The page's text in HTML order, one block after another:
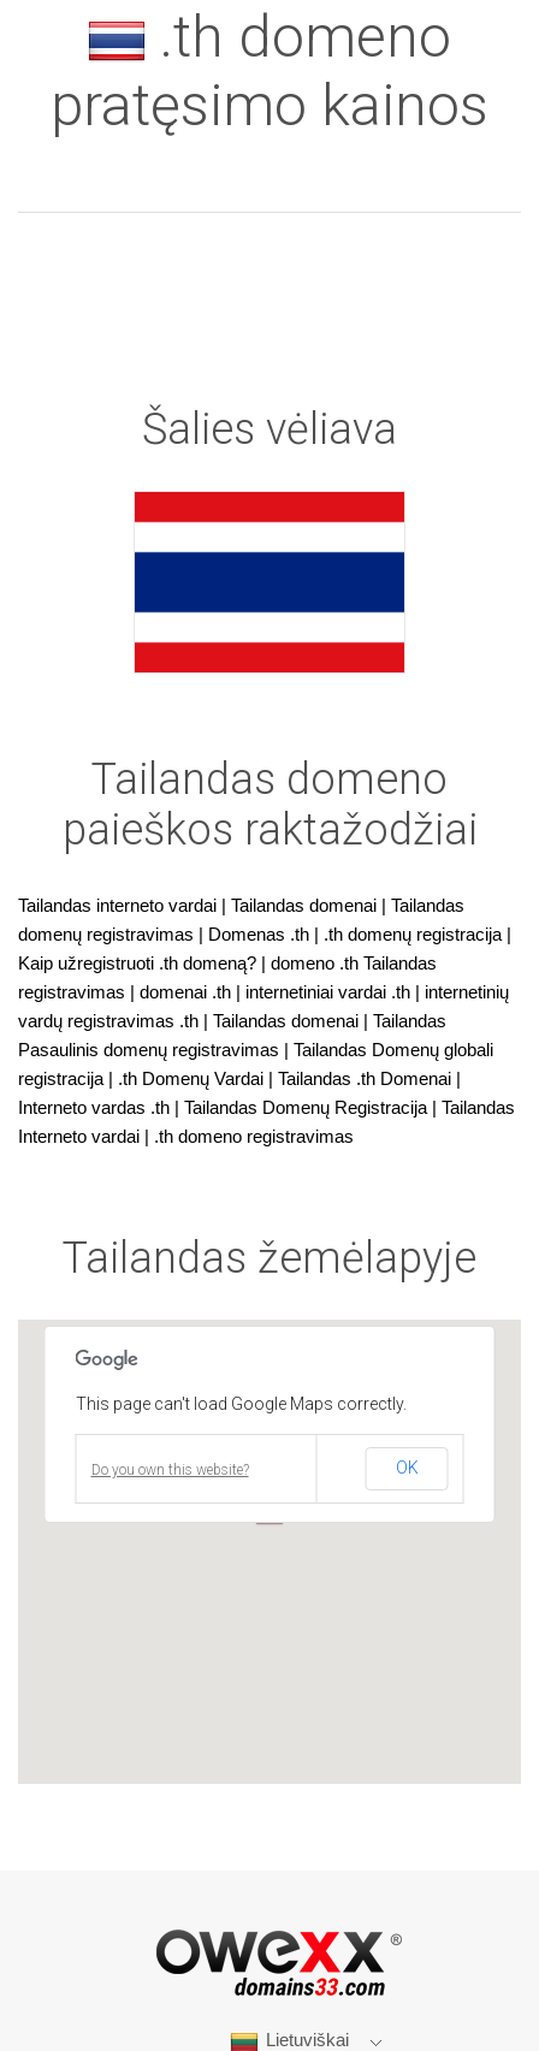
.th domeno
pratęsimo kainos
Šalies vėliava
Tailandas domeno
paieškos raktažodžiai
Tailandas interneto vardai | Tailandas domenai | Tailandas
domenų registravimas | Domenas .th | .th domenų registracija |
Kaip užregistruoti .th domeną? | domeno .th Tailandas
registravimas | domenai .th | internetiniai vardai .th | internetinių
vardų registravimas .th | Tailandas domenai | Tailandas
Pasaulinis domenų registravimas | Tailandas Domenų globali
registracija | .th Domenų Vardai | Tailandas .th Domenai |
Interneto vardas .th | Tailandas Domenų Registracija | Tailandas
Interneto vardai | .th domeno registravimas
Tailandas žemėlapyje
This page can't load Google Maps correctly.
Do you own this website? OK
Lietuviškai